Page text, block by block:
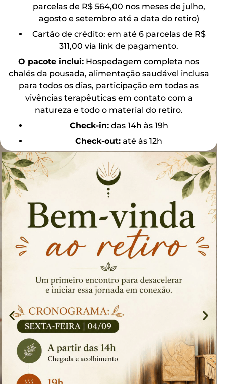
parcelas de R$ 564,00 nos meses de julho,
agosto e setembro até a data do retiro)
Cartão de crédito: em até 6 parcelas de R$
311,00 via link de pagamento.
O pacote inclui: Hospedagem completa nos
chalés da pousada, alimentação saudável inclusa
para todos os dias, participação em todas as
vivências terapêuticas em contato com a
natureza e todo o material do retiro.
Check-in:das 14h às 19h
Check-out: até às 12h